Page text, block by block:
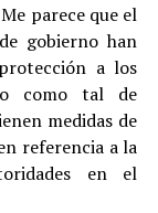
parece que el
gobierno han
a los
como tal de
medidas de
referencia a la
en el